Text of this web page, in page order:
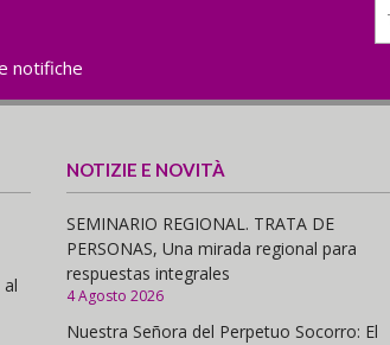
notifiche
NOTIZIE E NOVITÀ
SEMINARIO REGIONAL. TRATA DE
PERSONAS, Una mirada regional para
respuestas integrales
4 Agosto 2026
Nuestra Señora del Perpetuo Socorro: El